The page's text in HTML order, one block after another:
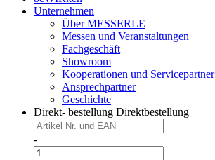
Unternehmen
Über MESSERLE
Messen und Veranstaltungen
Fachgeschäft
Showroom
Kooperationen und Servicepartner
Ansprechpartner
Geschichte
Direkt- bestellung Direktbestellung
-